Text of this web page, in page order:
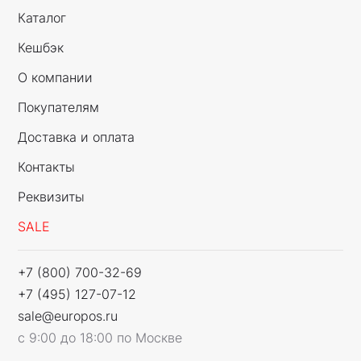
резко возрастает. При этом товар
зафиксирован, что снижает риск
В большинстве подставок нашего
производства есть отверстия в основании,
стенде или открытой витрине, не снимая
образец с полки. Подставки с регулируемым
углом наклона делают телефон или планшет
стеллажа.
Каталог
Кешбэк
О компании
Покупателям
Доставка и оплата
Контакты
Реквизиты
SALE
+7 (800) 700-32-69
+7 (495) 127-07-12
sale@europos.ru
с 9:00 до 18:00 по Москве